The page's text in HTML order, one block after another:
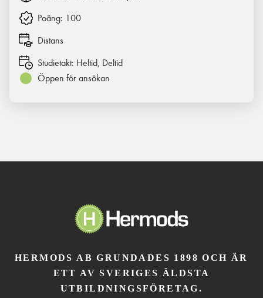
Poäng: 100
Distans
Studietakt: Heltid, Deltid
Öppen för ansökan
HERMODS AB GRUNDADES 1898 OCH ÄR
ETT AV SVERIGES ÄLDSTA
UTBILDNINGSFÖRETAG.